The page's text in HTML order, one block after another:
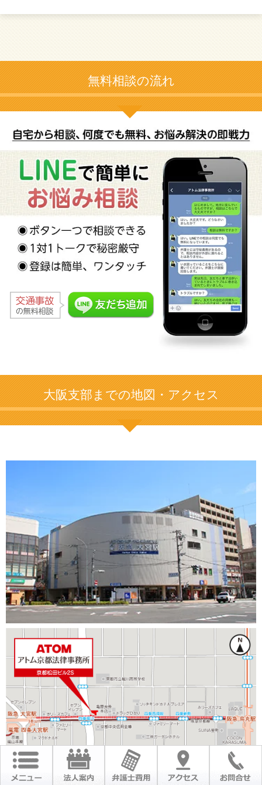
無料相談の流れ
大阪支部までの地図・アクセス